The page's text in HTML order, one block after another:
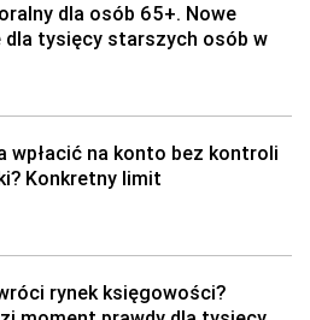
dla osób 65+. Nowe
dla tysięcy starszych osób w
wpłacić na konto bez kontroli
Konkretny limit
rynek księgowości?